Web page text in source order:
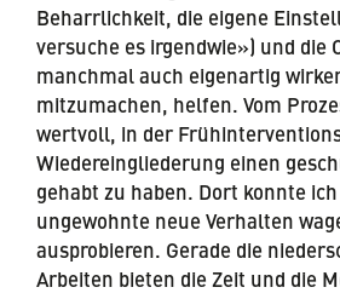
Beharrlichkeit, die eigene
versuche es irgendwie») und die
manchmal auch eigenartig
mitzumachen, helfen. Vom
wertvoll, in der
Wiedereingliederung einen
gehabt zu haben. Dort konnte ich
ungewohnte neue Verhalten
ausprobieren. Gerade die
Arbeiten bieten die Zeit und die